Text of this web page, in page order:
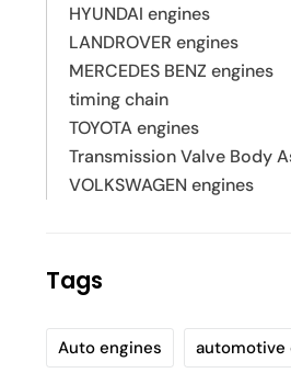
HYUNDAI engines
LANDROVER engines
MERCEDES BENZ engines
timing chain
TOYOTA engines
Transmission Valve Body
VOLKSWAGEN engines
Tags
Auto engines automotive